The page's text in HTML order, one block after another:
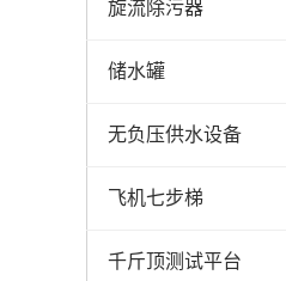
旋流除污器
储水罐
无负压供水设备
飞机七步梯
千斤顶测试平台